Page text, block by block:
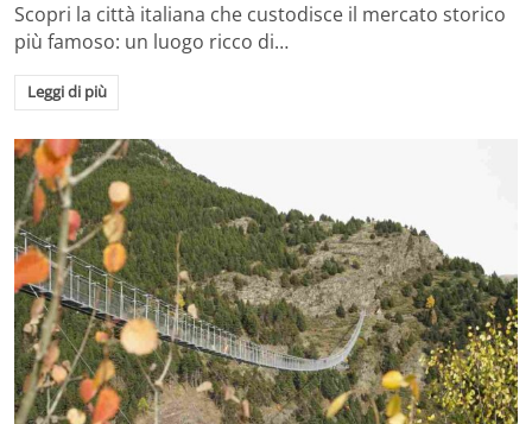
Scopri la città italiana che custodisce il mercato storico
più famoso: un luogo ricco di…
Leggi di più